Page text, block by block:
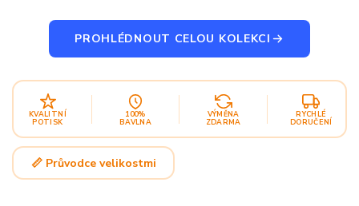
PROHLÉDNOUT CELOU KOLEKCI
KVALITNÍ
POTISK
100%
BAVLNA
VÝMĚNA
ZDARMA
RYCHLÉ
DORUČENÍ
📏 Průvodce velikostmi